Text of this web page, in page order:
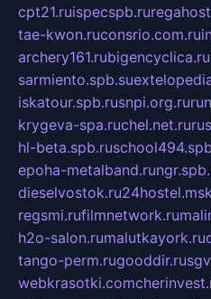
cpt21.ruispecspb.ru
tae-kwon.ruconsrio.com.ru
archery161.rubigencyclica.ru
sarmiento.spb.su
iskatour.spb.rusnpi.org.ru
krygeva-spa.ruchel.net.ru
hl-beta.spb.ru
epoha-metalband.ru
dieselvostok.ru
regsmi.rufilmnetwork.ru
h2o-salon.rumalutkayork.ru
tango-perm.rugooddir.ru
webkrasotki.com